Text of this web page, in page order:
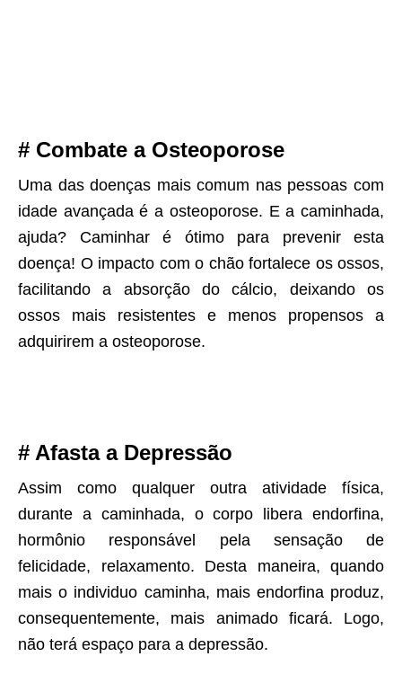
# Combate a Osteoporose
Uma das doenças mais comum nas pessoas com
idade avançada é a osteoporose. E a caminhada,
ajuda? Caminhar é ótimo para prevenir esta
doença! O impacto com o chão fortalece os ossos,
facilitando a absorção do cálcio, deixando os
ossos mais resistentes e menos propensos a
adquirirem a osteoporose.
# Afasta a Depressão
Assim como qualquer outra atividade física,
durante a caminhada, o corpo libera endorfina,
hormônio responsável pela sensação de
felicidade, relaxamento. Desta maneira, quando
mais o individuo caminha, mais endorfina produz,
consequentemente, mais animado ficará. Logo,
não terá espaço para a depressão.